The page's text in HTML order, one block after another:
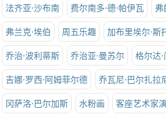
法齐亚·沙布南 费尔南多·德·帕伊瓦 弗
弗兰克·埃伯 周五乐趣 加布里埃尔·斯
乔治·波利蒂斯 乔治亚·曼苏尔 格尔达
吉娜·罗西·阿姆菲尔德 乔瓦尼·巴尔扎拉
冈萨洛·巴尔加斯 水粉画 客座艺术家